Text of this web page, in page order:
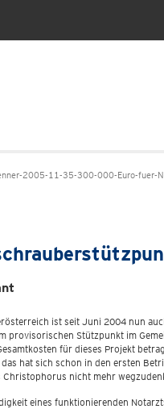
2005-11-35-300-000-Euro-fuer-
ist seit Juni 2004 nun
provisorischen Stützpunkt im
für dieses Projekt
hat sich schon in den ersten
nicht mehr
eines funktionierenden